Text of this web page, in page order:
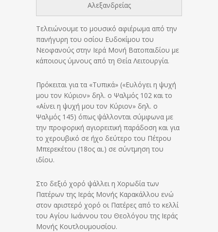
Αλεξανδρείας
Τελειώνουμε το μουσικό αφιέρωμα από την
πανήγυρη του οσίου Ευδοκίμου του
Νεοφανούς στην Ιερά Μονή Βατοπαιδίου με
κάποιους ύμνους από τη Θεία Λειτουργία.
Πρόκειται για τα «Τυπικά» («Ευλόγει η ψυχή
μου τον Κύριον» δηλ. ο Ψαλμός 102 και το
«Αίνει η ψυχή μου τον Κύριον» δηλ. ο
Ψαλμός 145) όπως ψάλλονται σύμφωνα με
την προφορική αγιορειτική παράδοση και για
το χερουβικό σε ήχο δεύτερο του Πέτρου
Μπερεκέτου (18ος αι.) σε σύντμηση του
ιδίου.
Στο δεξιό χορό ψάλλει η Χορωδία των
Πατέρων της Ιεράς Μονής Καρακάλλου ενώ
στον αριστερό χορό οι Πατέρες από το κελλί
του Αγίου Ιωάννου του Θεολόγου της Ιεράς
Μονής Κουτλουμουσίου.